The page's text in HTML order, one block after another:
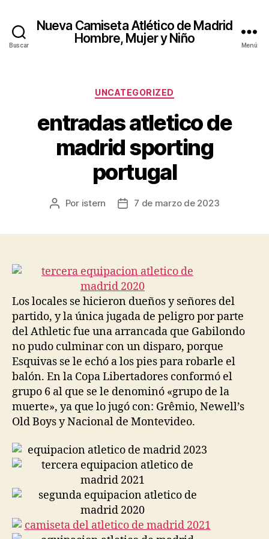
Buscar
Nueva Camiseta Atlético de Madrid
Hombre, Mujer y Niño
Menú
Categorías
UNCATEGORIZED
entradas atletico de
madrid sporting
portugal
Autor
Por istern
Fecha7 de marzo de 2023
Los locales se hicieron dueños y señores del
partido, y la única jugada de peligro por parte
del Athletic fue una arrancada que Gabilondo
no pudo culminar con un disparo, porque
Esquivas se le echó a los pies para robarle el
balón. En la Copa Libertadores conformó el
grupo 6 al que se le denominó «grupo de la
muerte», ya que lo jugó con: Grêmio, Newell’s
Old Boys y Nacional de Montevideo.